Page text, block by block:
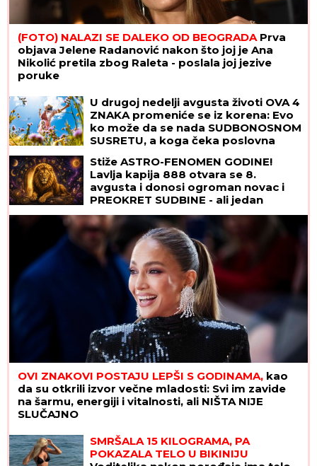
(FOTO) NALAZI SE DALEKO OD BEOGRADA Prva
objava Jelene Radanović nakon što joj je Ana
Nikolić pretila zbog Raleta - poslala joj jezive
poruke
U drugoj nedelji avgusta životi OVA 4
ZNAKA promeniće se iz korena: Evo
ko može da se nada SUDBONOSNOM
SUSRETU, a koga čeka poslovna
Stiže ASTRO-FENOMEN GODINE!
Lavlja kapija 888 otvara se 8.
avgusta i donosi ogroman novac i
PREOKRET SUDBINE - ali jedan
RITUAL morate da uradite za uspeh
OVI ZNAKOVI POSTAJU LEPŠI S GODINAMA, kao
da su otkrili izvor večne mladosti: Svi im zavide
na šarmu, energiji i vitalnosti, ali NIŠTA NIJE
SLUČAJNO
SMRŠALA 15 KILOGRAMA, PA
POKAZALA TELO U BIKINIJU